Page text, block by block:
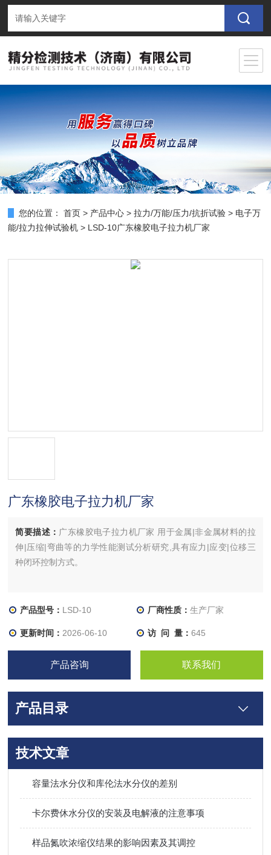
您的位置： 首页 > 产品中心 >拉力/万能/压力/抗折试验 > 电子万
能/拉力拉伸试验机 > LSD-10广东橡胶电子拉力机厂家
广东橡胶电子拉力机厂家
简要描述： 广东橡胶电子拉力机厂家 用于金属|非金属材料的拉
伸|压缩|弯曲等的力学性能测试分析研究,具有应力|应变|位移三
种闭环控制方式。
产品型号： LSD-10 厂商性质： 生产厂家
更新时间： 2026-06-10 访 问 量： 645
产品咨询 联系我们
产品目录
技术文章
容量法水分仪和库伦法水分仪的差别
卡尔费休水分仪的安装及电解液的注意事项
样品氮吹浓缩仪结果的影响因素及其调控